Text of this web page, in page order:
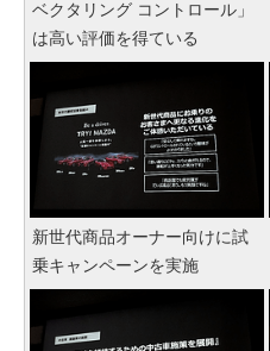
ベクタリング コントロール」
は高い評価を得ている
新世代商品オーナー向けに試
乗キャンペーンを実施